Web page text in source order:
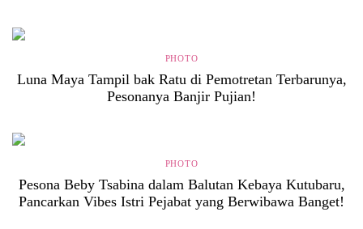
PHOTO
Luna Maya Tampil bak Ratu di Pemotretan Terbarunya,
Pesonanya Banjir Pujian!
PHOTO
Pesona Beby Tsabina dalam Balutan Kebaya Kutubaru,
Pancarkan Vibes Istri Pejabat yang Berwibawa Banget!